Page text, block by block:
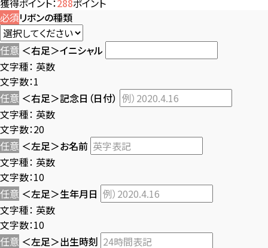
必須リボンの種類
任意 ＜右足＞イニシャル
文字種： 英数
文字数：1
任意 ＜右足＞記念日（日付）
文字種： 英数
文字数：20
任意 ＜左足＞お名前
文字種： 英数
文字数：10
任意 ＜左足＞生年月日
文字種： 英数
文字数：10
任意 ＜左足＞出生時刻